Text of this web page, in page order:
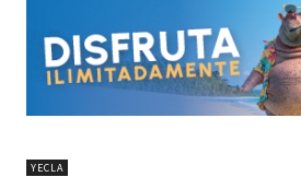
YECLA